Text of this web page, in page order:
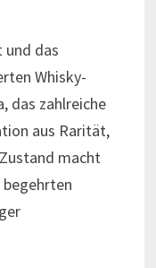
das
Whisky-
das zahlreiche
aus Rarität,
macht
begehrten